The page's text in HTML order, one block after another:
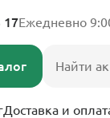
17Ежедневно
Доставка и